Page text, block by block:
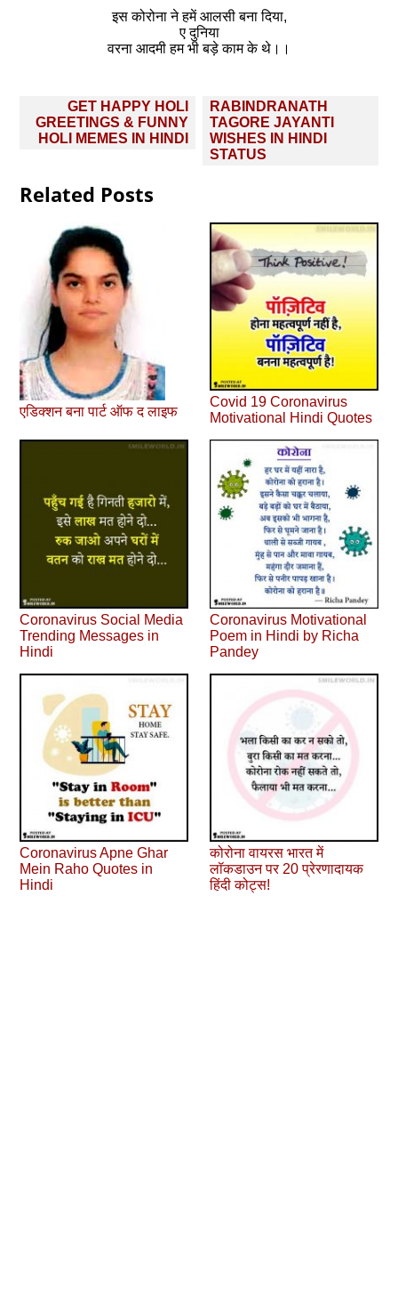
इस कोरोना ने हमें आलसी बना दिया,
ए दुनिया
वरना आदमी हम भी बड़े काम के थे।।
navigation
GET HAPPY HOLI
GREETINGS & FUNNY
HOLI MEMES IN HINDI
RABINDRANATH
TAGORE JAYANTI
WISHES IN HINDI
STATUS
Related Posts
एडिक्शन बना पार्ट ऑफ द लाइफ
Covid 19 Coronavirus
Motivational Hindi Quotes
Coronavirus Social Media
Trending Messages in
Hindi
Coronavirus Motivational
Poem in Hindi by Richa
Pandey
Coronavirus Apne Ghar
Mein Raho Quotes in
Hindi
कोरोना वायरस भारत में
लॉकडाउन पर 20 प्रेरणादायक
हिंदी कोट्स!